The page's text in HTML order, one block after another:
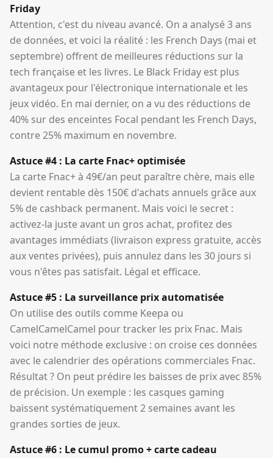
Friday
Attention, c'est du niveau avancé. On a analysé 3 ans
de données, et voici la réalité : les French Days (mai et
septembre) offrent de meilleures réductions sur la
tech française et les livres. Le Black Friday est plus
avantageux pour l'électronique internationale et les
jeux vidéo. En mai dernier, on a vu des réductions de
40% sur des enceintes Focal pendant les French Days,
contre 25% maximum en novembre.
Astuce #4 : La carte Fnac+ optimisée
La carte Fnac+ à 49€/an peut paraître chère, mais elle
devient rentable dès 150€ d'achats annuels grâce aux
5% de cashback permanent. Mais voici le secret :
activez-la juste avant un gros achat, profitez des
avantages immédiats (livraison express gratuite, accès
aux ventes privées), puis annulez dans les 30 jours si
vous n'êtes pas satisfait. Légal et efficace.
Astuce #5 : La surveillance prix automatisée
On utilise des outils comme Keepa ou
CamelCamelCamel pour tracker les prix Fnac. Mais
voici notre méthode exclusive : on croise ces données
avec le calendrier des opérations commerciales Fnac.
Résultat ? On peut prédire les baisses de prix avec 85%
de précision. Un exemple : les casques gaming
baissent systématiquement 2 semaines avant les
grandes sorties de jeux.
Astuce #6 : Le cumul promo + carte cadeau